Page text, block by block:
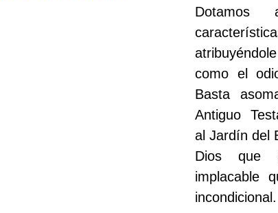
como el
Basta
Antiguo
al Jardín del
Dios que
implacable
incondicional.